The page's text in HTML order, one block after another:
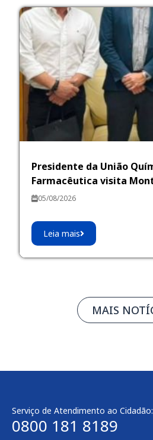
Presidente da União
Farmacêutica visita
05/08/2026
Leia mais
MAIS
Serviço de Atendimento ao Cidadão:
0800 181 8189